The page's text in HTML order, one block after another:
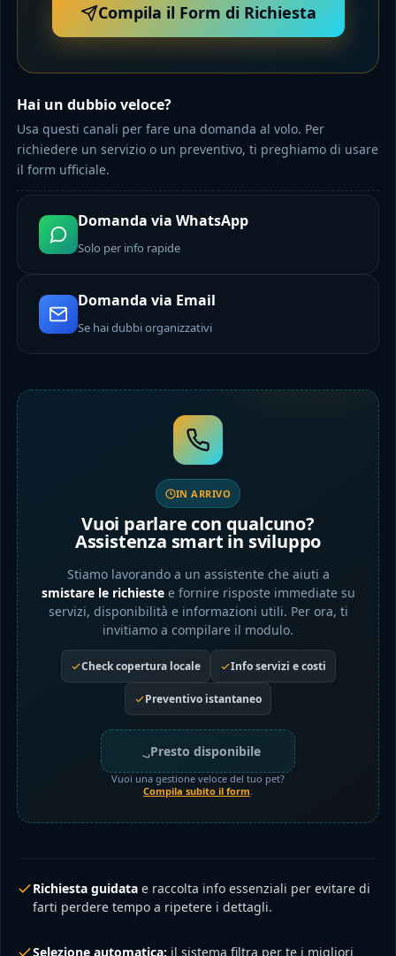
Compila il Form di Richiesta
Hai un dubbio veloce?
Usa questi canali per fare una domanda al volo. Per
richiedere un servizio o un preventivo, ti preghiamo di usare
il form ufficiale.
Domanda via WhatsApp
Solo per info rapide
Domanda via Email
Se hai dubbi organizzativi
IN ARRIVO
Vuoi parlare con qualcuno?
Assistenza smart in sviluppo
Stiamo lavorando a un assistente che aiuti a
smistare le richiestee fornire risposte immediate su
servizi, disponibilità e informazioni utili. Per ora, ti
invitiamo a compilare il modulo.
Check copertura locale Info servizi e costi
Preventivo istantaneo
Presto disponibile
Vuoi una gestione veloce del tuo pet?
Compila subito il form.
Richiesta guidata e raccolta info essenziali per evitare di
farti perdere tempo a ripetere i dettagli.
Selezione automatica: il sistema filtra per te i migliori